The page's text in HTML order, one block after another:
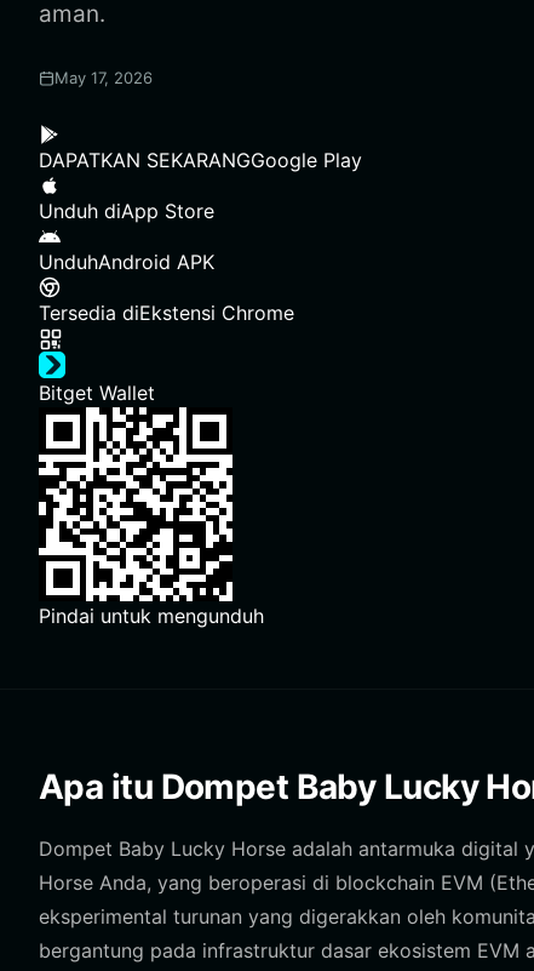
aman.
May 17, 2026
DAPATKAN SEKARANGGoogle Play
Unduh diApp Store
UnduhAndroid APK
Tersedia diEkstensi Chrome
Bitget Wallet
Pindai untuk mengunduh
Apa itu Dompet Baby Lucky
Dompet Baby Lucky Horse adalah antarmuka digital
Horse Anda, yang beroperasi di blockchain EVM
eksperimental turunan yang digerakkan oleh
bergantung pada infrastruktur dasar ekosistem